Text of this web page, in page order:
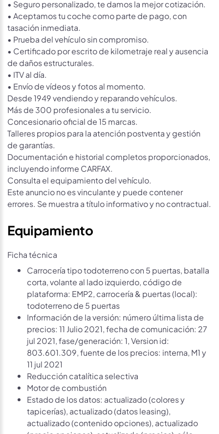
• Seguro personalizado, te damos la mejor cotización.
• Aceptamos tu coche como parte de pago, con
tasación inmediata.
• Prueba del vehículo sin compromiso.
• Certificado por escrito de kilometraje real y ausencia
de daños estructurales.
• ITV al día.
• Envío de vídeos y fotos al momento.
Desde 1949 vendiendo y reparando vehículos.
Más de 300 profesionales a tu servicio.
Concesionario oficial de 15 marcas.
Talleres propios para la atención postventa y gestión
de garantías.
Documentación e historial completos proporcionados,
incluyendo informe CARFAX.
Consulta el equipamiento del vehículo.
Este anuncio no es vinculante y puede contener
errores. Se muestra a título informativo y no contractual.
Equipamiento
Ficha técnica
Carrocería tipo todoterreno con 5 puertas, batalla
corta, volante al lado izquierdo, código de
plataforma: EMP2, carrocería & puertas (local):
todoterreno de 5 puertas
Información de la versión: número última lista de
precios: 11 Julio 2021, fecha de comunicación: 27
jul 2021, fase/generación: 1, Version id:
803.601.309, fuente de los precios: interna, M1 y
11 jul 2021
Reducción catalítica selectiva
Motor de combustión
Estado de los datos: actualizado (colores y
tapicerías), actualizado (datos leasing),
actualizado (contenido opciones), actualizado